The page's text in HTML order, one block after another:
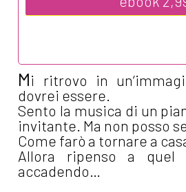
Mi ritrovo in
dovrei essere.
Sento la musica di un
invitante. Ma non posso
Come farò a tornare a
Allora ripenso a quel
accadendo…